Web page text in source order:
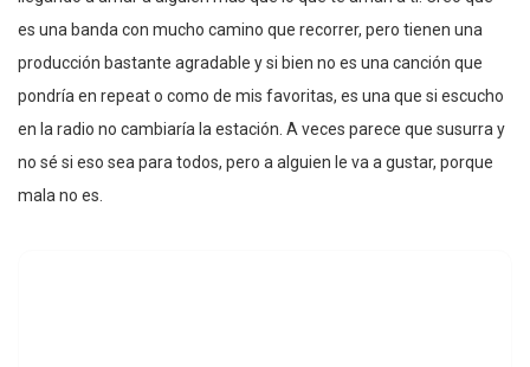
es una banda con mucho camino que recorrer, pero tienen una
producción bastante agradable y si bien no es una canción que
pondría en repeat o como de mis favoritas, es una que si escucho
en la radio no cambiaría la estación. A veces parece que susurra y
no sé si eso sea para todos, pero a alguien le va a gustar, porque
mala no es.